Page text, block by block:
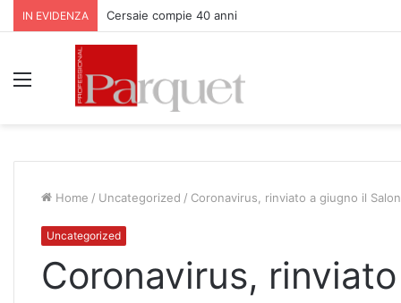
IN EVIDENZA Cersaie compie 40 anni
Home / Uncategorized / Coronavirus, rinviato a giugno il
Uncategorized
Coronavirus,